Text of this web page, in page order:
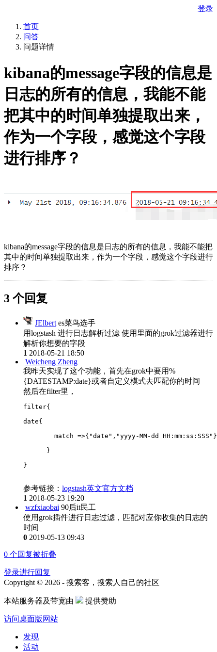
登录
首页
问答
问题详情
kibana的message字段的信息是
日志的所有的信息，我能不能
把其中的时间单独提取出来，
作为一个字段，感觉这个字段
进行排序？
kibana的message字段的信息是日志的所有的信息，我能不能把
其中的时间单独提取出来，作为一个字段，感觉这个字段进行
排序？
3 个回复
JElbert es菜鸟选手
用logstash 进行日志解析过滤 使用里面的grok过滤器进行
解析你想要的字段
1 2018-05-21 18:50
Weicheng Zheng
我昨天实现了这个功能，首先在grok中要用%
{DATESTAMP:date}或者自定义模式去匹配你的时间
然后在filter里，
filter{
date{
        match =>{"date","yyyy-MM-dd HH:mm:ss:SSS"}
      }
}
参考链接： logstash英文官方文档
1 2018-05-23 19:20
wzfxiaobai 90后it民工
使用grok插件进行日志过滤，匹配对应你收集的日志的
时间
0 2019-05-13 09:43
0 个回复被折叠
登录进行回复
Copyright © 2026 - 搜索客，搜索人自己的社区
本站服务器及带宽由 提供赞助
访问桌面版网站
发现
活动